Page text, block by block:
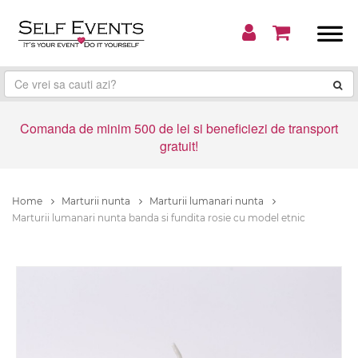
Comanda de minim 500 de lei si beneficiezi de transport
gratuit!
Home Marturii nunta
Marturii lumanari nunta
Marturii lumanari nunta banda si fundita rosie cu model etnic